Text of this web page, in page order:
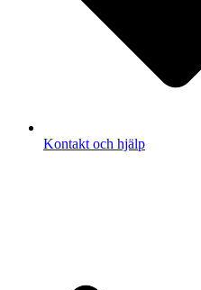
Kontakt och hjälp